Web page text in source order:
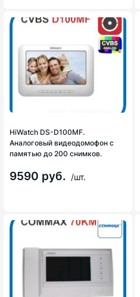
HiWatch DS-D100MF.
Аналоговый видеодомофон c
памятью до 200 снимков.
9590 руб. /шт.